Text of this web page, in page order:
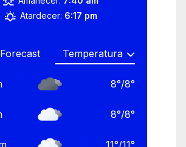
Atardecer: 6:17 pm
8°/8°
8°/8°
11°/11°